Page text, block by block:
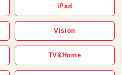
iPad
Vision
TV&Home